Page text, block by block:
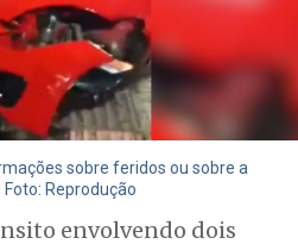
sobre feridos ou sobre a
Reprodução
envolvendo dois